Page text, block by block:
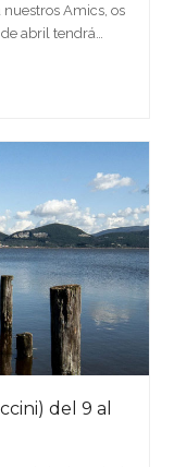
Amics, os
abril tendrá…
del 9 al